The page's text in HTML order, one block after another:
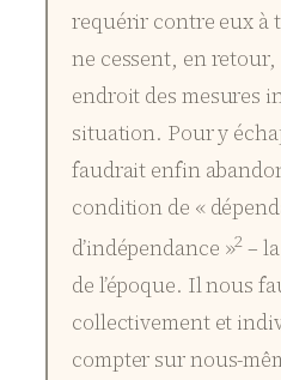
requérir contre eux à
ne cessent, en
endroit des mesures
situation. Pour y
faudrait enfin
condition de «
d’indépendance »2 –
de l’époque. Il nous
collectivement et
compter sur nous-